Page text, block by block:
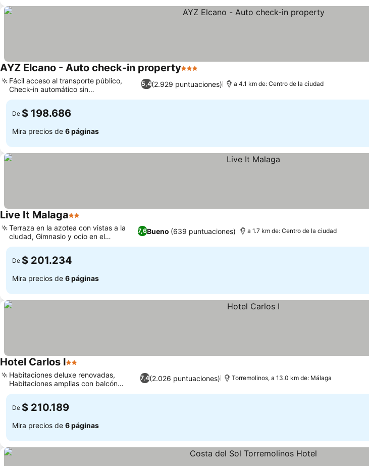
AYZ Elcano - Auto check-in property3 Estrellas
5,4(2.929 puntuaciones)
Fácil acceso al transporte público,
Check-in automático sin
complicaciones
a 4.1 km de: Centro de la ciudad
De $ 198.686
Mira precios de 6 páginas
Live It Malaga2 Estrellas
7,6Bueno (639 puntuaciones)
Terraza en la azotea con vistas a la
ciudad, Gimnasio y ocio en el
alojamiento
a 1.7 km de: Centro de la ciudad
De $ 201.234
Mira precios de 6 páginas
Hotel Carlos I2 Estrellas
7,4(2.026 puntuaciones)
Habitaciones deluxe renovadas,
Habitaciones amplias con balcón
privado
Torremolinos, a 13.0 km de: Málaga
De $ 210.189
Mira precios de 6 páginas